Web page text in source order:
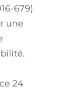
679)
une
24